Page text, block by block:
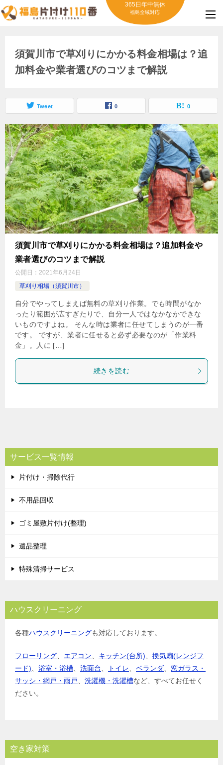
365日年中無休
福島全域対応
須賀川市で草刈りにかかる料金相場は？追
加料金や業者選びのコツまで解説
Tweet 0 0
須賀川市で草刈りにかかる料金相場は？追加料金や
業者選びのコツまで解説
公開日： 2021年6月24日
草刈り相場（須賀川市）
自分でやってしまえば無料の草刈り作業。でも時間がなか
ったり範囲が広すぎたりで、自分一人ではなかなかできな
いものですよね。 そんな時は業者に任せてしまうのが一番
です。 ですが、業者に任せると必ず必要なのが「作業料
金」。人に […]
続きを読む
サービス一覧情報
片付け・掃除代行
不用品回収
ゴミ屋敷片付け(整理)
遺品整理
特殊清掃サービス
ハウスクリーニング
各種ハウスクリーニングも対応しております。
フローリング エアコン キッチン(台所)
換気扇(レンジフ
ード)
浴室・浴槽 洗面台 トイレ ベランダ
窓ガラス・
サッシ・網戸・雨戸
洗濯機・洗濯槽など、すべてお任せく
ださい。
空き家対策